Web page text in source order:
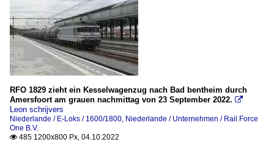
RFO 1829 zieht ein Kesselwagenzug nach Bad bentheim durch
Amersfoort am grauen nachmittag von 23 September 2022. 
Leon schrijvers
Niederlande / E-Loks / 1600/1800, Niederlande / Unternehmen / Rail Force
One B.V.
 485 1200x800 Px, 04.10.2022